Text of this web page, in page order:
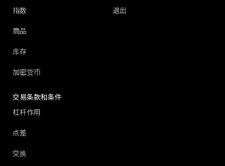
指数
商品
库存
加密货币
退出
交易条款和条件
杠杆作用
点差
交换